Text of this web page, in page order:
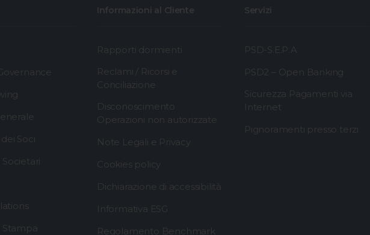
Soci
Stampa
Informazioni al Cliente
Rapporti dormienti
Reclami / Ricorsi e
Conciliazione
Disconoscimento
Operazioni non autorizzate
Note Legali e Privacy
Cookies policy
Dichiarazione di accessibilità
Informativa ESG
Regolamento Benchmark
Servizi
PSD-S.E.P.A
PSD2 – Open Banking
Sicurezza Pagamenti via
Internet
Pignoramenti presso terzi